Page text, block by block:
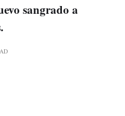
sangrado a